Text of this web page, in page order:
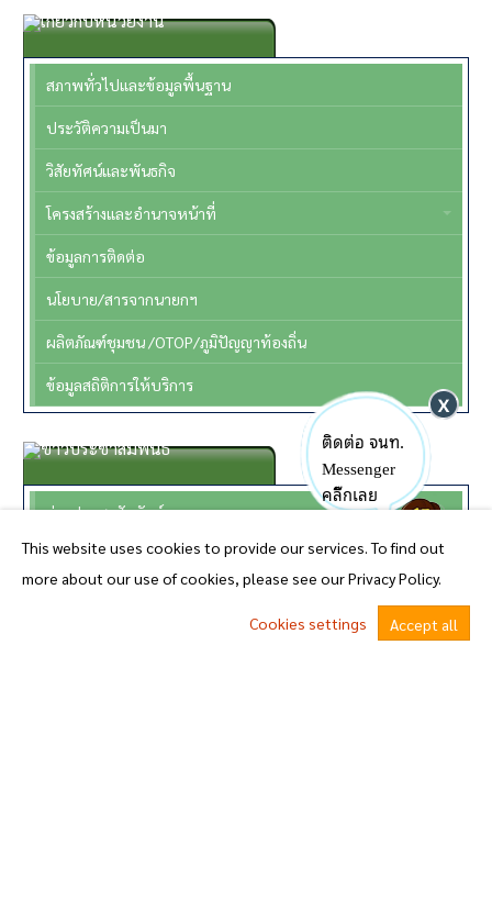
ติดต่อ จนท.
Messenger
คลิ๊กเลย
เกี่ยวกับหน่วยงาน
สภาพทั่วไปและข้อมูลพื้นฐาน
ประวัติความเป็นมา
วิสัยทัศน์และพันธกิจ
โครงสร้างและอำนาจหน้าที่
ข้อมูลการติดต่อ
นโยบาย/สารจากนายกฯ
ผลิตภัณฑ์ชุมชน /OTOP/ภูมิปัญญาท้องถิ่น
ข้อมูลสถิติการให้บริการ
ข่าวประชาสัมพันธ์
ข่าวประชาสัมพันธ์
Q&A
This website uses cookies to provide our services. To find out
more about our use of cookies, please see our Privacy Policy.
Cookies settings Accept all